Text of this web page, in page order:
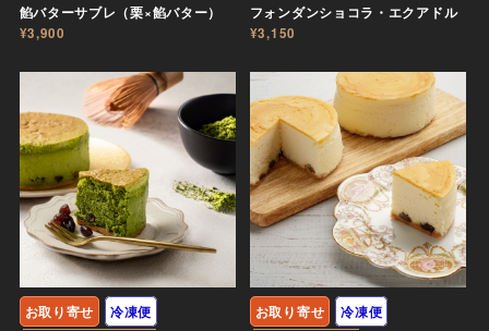
餡バターサブレ（栗×餡バター）
¥3,900
フォンダンショコラ・エクアドル
¥3,150
お取り寄せ
冷凍便
お取り寄せ
冷凍便